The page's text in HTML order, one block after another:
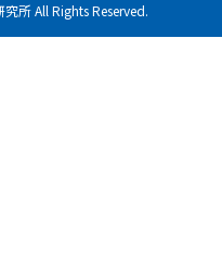
所 All Rights Reserved.